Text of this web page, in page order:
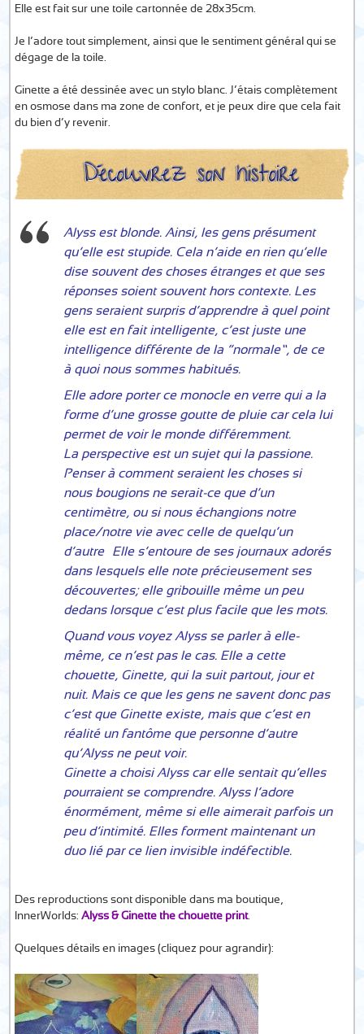
Elle est fait sur une toile cartonnée de 28x35cm.
Je l’adore tout simplement, ainsi que le sentiment général qui se
dégage de la toile.
Ginette a été dessinée avec un stylo blanc. J’étais complètement
en osmose dans ma zone de confort, et je peux dire que cela fait
du bien d’y revenir.
Alyss est blonde. Ainsi, les gens présument
qu’elle est stupide. Cela n’aide en rien qu’elle
dise souvent des choses étranges et que ses
réponses soient souvent hors contexte. Les
gens seraient surpris d’apprendre à quel point
elle est en fait intelligente, c’est juste une
intelligence différente de la “normale”, de ce
à quoi nous sommes habitués.
Elle adore porter ce monocle en verre qui a la
forme d’une grosse goutte de pluie car cela lui
permet de voir le monde différemment.
La perspective est un sujet qui la passione.
Penser à comment seraient les choses si
nous bougions ne serait-ce que d’un
centimètre, ou si nous échangions notre
place/notre vie avec celle de quelqu’un
d’autre… Elle s’entoure de ses journaux adorés
dans lesquels elle note précieusement ses
découvertes; elle gribouille même un peu
dedans lorsque c’est plus facile que les mots.
Quand vous voyez Alyss se parler à elle-
même, ce n’est pas le cas. Elle a cette
chouette, Ginette, qui la suit partout, jour et
nuit. Mais ce que les gens ne savent donc pas
c’est que Ginette existe, mais que c’est en
réalité un fantôme que personne d’autre
qu’Alyss ne peut voir.
Ginette a choisi Alyss car elle sentait qu’elles
pourraient se comprendre. Alyss l’adore
énormément, même si elle aimerait parfois un
peu d’intimité. Elles forment maintenant un
duo lié par ce lien invisible indéfectible.
Des reproductions sont disponible dans ma boutique,
InnerWorlds:Alyss & Ginette the chouette print.
Quelques détails en images (cliquez pour agrandir):